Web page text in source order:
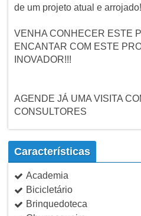
de um projeto atual e
VENHA CONHECER ESTE
ENCANTAR COM ESTE
INOVADOR!!!
AGENDE JÁ UMA VISITA
CONSULTORES
Características
Academia
Bicicletário
Brinquedoteca